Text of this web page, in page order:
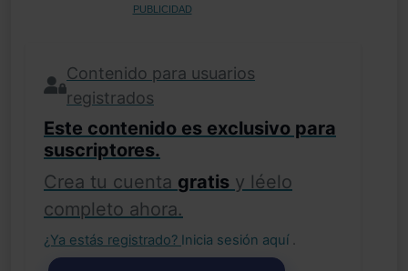
PUBLICIDAD
Contenido para usuarios
registrados
Este contenido es exclusivo para
suscriptores.
Crea tu cuenta gratis y léelo
completo ahora.
¿Ya estás registrado? Inicia sesión aquí .